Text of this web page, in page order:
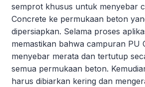
semprot khusus untuk menyebar
Concrete ke permukaan beton
dipersiapkan. Selama proses
memastikan bahwa campuran PU
menyebar merata dan tertutup
semua permukaan beton.
harus dibiarkan kering dan